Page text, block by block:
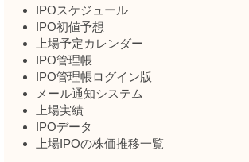
IPOスケジュール
IPO初値予想
上場予定カレンダー
IPO管理帳
IPO管理帳ログイン版
メール通知システム
上場実績
IPOデータ
上場IPOの株価推移一覧